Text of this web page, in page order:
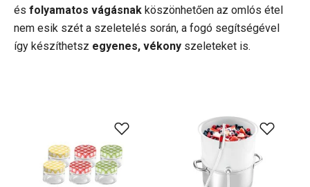
és folyamatos vágásnak köszönhetően az omlós étel
nem esik szét a szeletelés során, a fogó segítségével
így készíthetsz egyenes, vékony szeleteket is.